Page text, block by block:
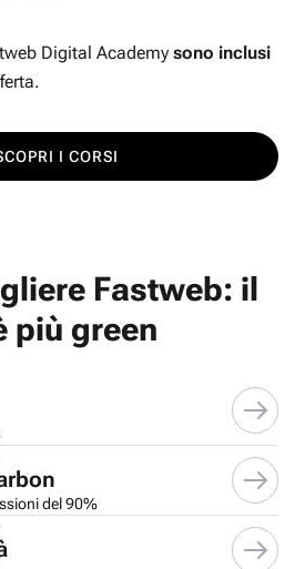
Digital Academy sono inclusi
I CORSI
Fastweb: il
più green
del 90%